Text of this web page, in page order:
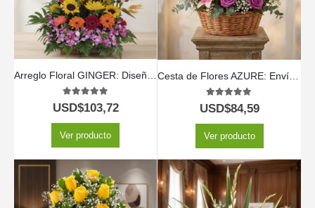
5.00out of 5
USD$103,72
Ver producto
5.00 out of 5
USD$84,59
Ver producto